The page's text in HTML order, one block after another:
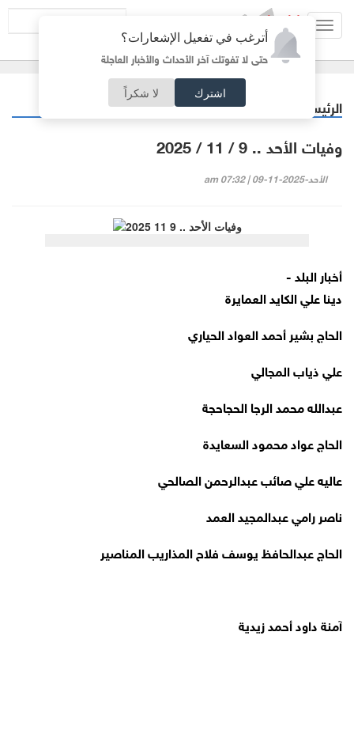
أترغب في تفعيل الإشعارات؟
حتى لا تفوتك آخر الأحداث والأخبار العاجلة
اشترك لا شكراً
الرئيسية
وفيات الأحد .. 9 / 11 / 2025
الأحد-2025-11-09 | 07:32 am
أخبار البلد -
دينا علي الكايد العمايرة
الحاج بشير أحمد العواد الحياري
علي ذياب المجالي
عبدالله محمد الرجا الحجاحجة
الحاج عواد محمود السعايدة
عاليه علي صائب عبدالرحمن الصالحي
ناصر رامي عبدالمجيد العمد
الحاج عبدالحافظ يوسف فلاح المذاريب المناصير
آمنة داود أحمد زيدية